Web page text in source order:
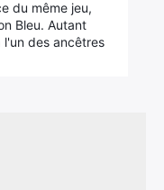
du même jeu,
Bleu. Autant
l'un des ancêtres